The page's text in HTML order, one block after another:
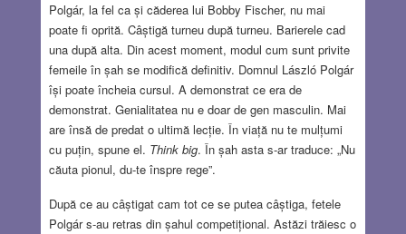
Polgár, la fel ca și căderea lui Bobby Fischer, nu mai
poate fi oprită. Câștigă turneu după turneu. Barierele cad
una după alta. Din acest moment, modul cum sunt privite
femeile în șah se modifică definitiv. Domnul László Polgár
își poate încheia cursul. A demonstrat ce era de
demonstrat. Genialitatea nu e doar de gen masculin. Mai
are însă de predat o ultimă lecție. În viață nu te mulțumi
cu puțin, spune el. Think big. În șah asta s-ar traduce: „Nu
căuta pionul, du-te înspre rege”.
După ce au câștigat cam tot ce se putea câștiga, fetele
Polgár s-au retras din șahul competițional. Astăzi trăiesc o